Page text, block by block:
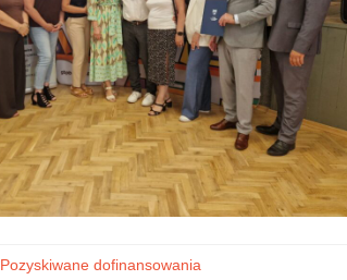
Pozyskiwane dofinansowania